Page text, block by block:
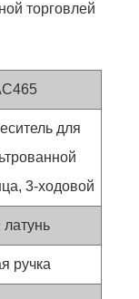
торговлей
для
3-ходовой
ручка